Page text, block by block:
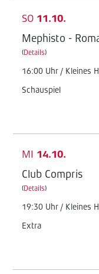
SO 11.10.
Mephisto -
(Details)
16:00 Uhr / Kleines
Schauspiel
MI 14.10.
Club Compris
(Details)
19:30 Uhr / Kleines
Extra